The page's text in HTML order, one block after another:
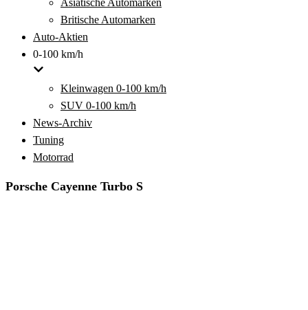
Asiatische Automarken
Britische Automarken
Auto-Aktien
0-100 km/h
Kleinwagen 0-100 km/h
SUV 0-100 km/h
News-Archiv
Tuning
Motorrad
Porsche Cayenne Turbo S